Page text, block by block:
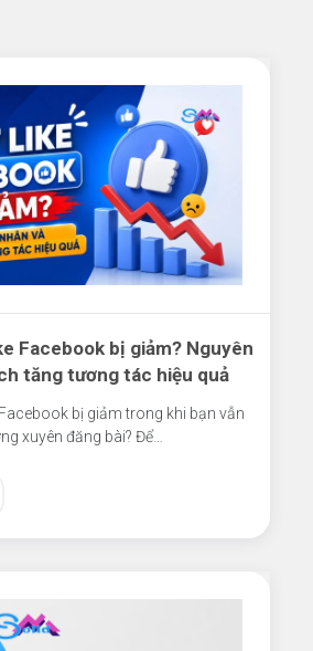
Facebook bị giảm? Nguyên
tăng tương tác hiệu quả
bị giảm trong khi bạn vẫn
xuyên đăng bài? Để…